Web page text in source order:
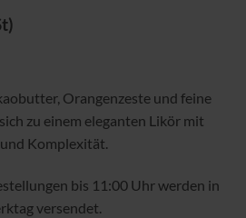
Orangenzeste und feine
zu einem eleganten Likör mit
Komplexität.
bis 11:00 Uhr werden in
versendet.